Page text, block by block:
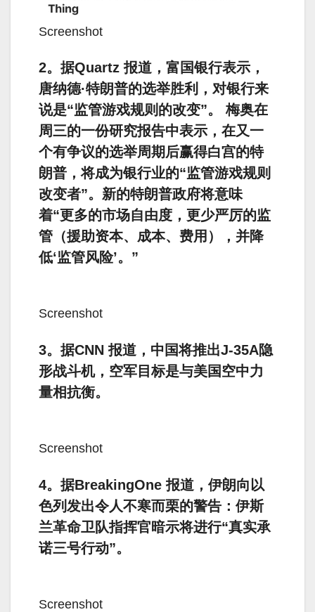
Screenshot
2。据Quartz 报道，富国银行表示，
唐纳德·特朗普的选举胜利，对银行来
说是“监管游戏规则的改变”。 梅奥在
周三的一份研究报告中表示，在又一
个有争议的选举周期后赢得白宫的特
朗普，将成为银行业的“监管游戏规则
改变者”。新的特朗普政府将意味
着“更多的市场自由度，更少严厉的监
管（援助资本、成本、费用），并降
低‘监管风险’。”
Screenshot
3。据CNN 报道，中国将推出J-35A隐
形战斗机，空军目标是与美国空中力
量相抗衡。
Screenshot
4。据BreakingOne 报道，伊朗向以
色列发出令人不寒而栗的警告：伊斯
兰革命卫队指挥官暗示将进行“真实承
诺三号行动”。
Screenshot